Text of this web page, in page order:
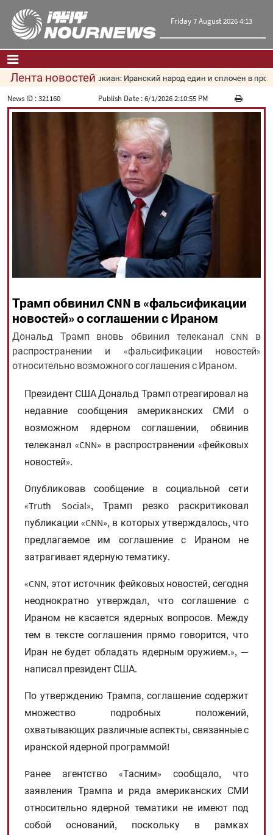
Friday 7 August 2026 4:13
Главная|Контакты|О нас
Культура и общество
Мультимедиа
|English العربیه |
|русский|中文|
All rights reserved for NourNews
Copyright © 2021 www.nournews.ir
Лента новостейПезешкиан: Иранский народ един и сплочен в
News ID :321160 Publish Date :6/1/2026 2:10:55 PM
Трамп обвинил CNN в «фальсификации
новостей» о соглашении с Ираном
Дональд Трамп вновь обвинил телеканал CNN в
распространении и «фальсификации новостей»
относительно возможного соглашения с Ираном.
Президент США Дональд Трамп отреагировал на
недавние сообщения американских СМИ о
возможном ядерном соглашении, обвинив
телеканал «CNN» в распространении «фейковых
новостей».
Опубликовав сообщение в социальной сети
«Truth Social», Трамп резко раскритиковал
публикации «CNN», в которых утверждалось, что
предлагаемое им соглашение с Ираном не
затрагивает ядерную тематику.
«CNN, этот источник фейковых новостей, сегодня
неоднократно утверждал, что соглашение с
Ираном не касается ядерных вопросов. Между
тем в тексте соглашения прямо говорится, что
Иран не будет обладать ядерным оружием.», —
написал президент США.
По утверждению Трампа, соглашение содержит
множество подробных положений,
охватывающих различные аспекты, связанные с
иранской ядерной программой!
Pанее агентство «Тасним» сообщало, что
заявления Трампа и ряда американских СМИ
относительно ядерной тематики не имеют под
собой оснований, поскольку в рамках